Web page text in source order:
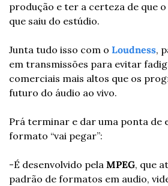
produção e ter a certeza de que
que saiu do estúdio.
Junta tudo isso com o Loudness,
em transmissões para evitar
comerciais mais altos que os
futuro do áudio ao vivo.
Prá terminar e dar uma ponta de
formato “vai pegar”:
-É desenvolvido pela MPEG, que
padrão de formatos em audio,